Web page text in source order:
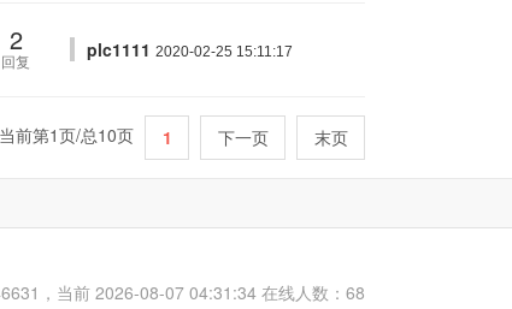
2
回复
plc1111 2020-02-25 15:11:17
当前第1页/总10页 1 下一页 末页
，当前 2026-08-07 04:31:34 在线人数：68